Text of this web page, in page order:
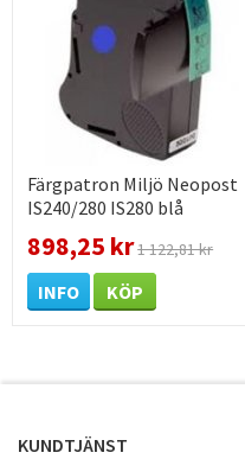
Färgpatron Miljö Neopost
IS240/280 IS280 blå
898,25 kr1 122,81 kr
INFO KÖP
KUNDTJÄNST